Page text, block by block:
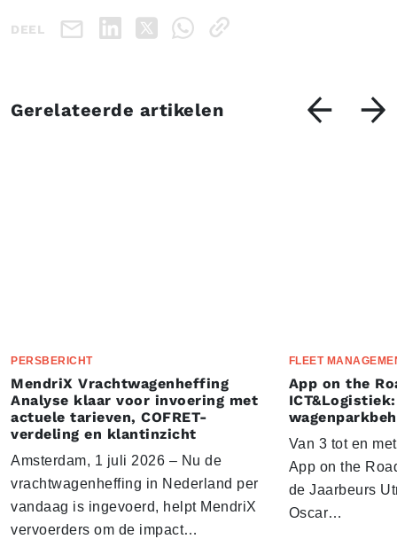
DEEL
Gerelateerde artikelen
PERSBERICHT
MendriX Vrachtwagenheffing
Analyse klaar voor invoering met
actuele tarieven, COFRET-
verdeling en klantinzicht
Amsterdam, 1 juli 2026 – Nu de
vrachtwagenheffing in Nederland per
vandaag is ingevoerd, helpt MendriX
vervoerders om de impact…
FLEET
App on the
Van 3 tot en
App on the
de Jaarbeurs
Oscar…